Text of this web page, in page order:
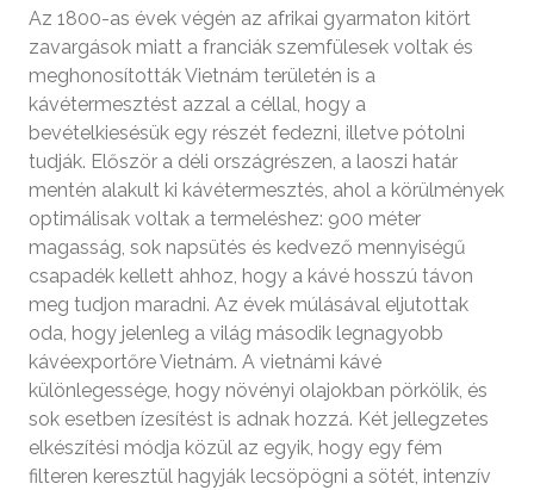
Az 1800-as évek végén az afrikai gyarmaton kitört
zavargások miatt a franciák szemfülesek voltak és
meghonosították Vietnám területén is a
kávétermesztést azzal a céllal, hogy a
bevételkiesésük egy részét fedezni, illetve pótolni
tudják. Először a déli országrészen, a laoszi határ
mentén alakult ki kávétermesztés, ahol a körülmények
optimálisak voltak a termeléshez: 900 méter
magasság, sok napsütés és kedvező mennyiségű
csapadék kellett ahhoz, hogy a kávé hosszú távon
meg tudjon maradni. Az évek múlásával eljutottak
oda, hogy jelenleg a világ második legnagyobb
kávéexportőre Vietnám. A vietnámi kávé
különlegessége, hogy növényi olajokban pörkölik, és
sok esetben ízesítést is adnak hozzá. Két jellegzetes
elkészítési módja közül az egyik, hogy egy fém
filteren keresztül hagyják lecsöpögni a sötét, intenzív